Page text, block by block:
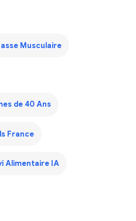
Musculaire
de 40 Ans
France
Alimentaire IA